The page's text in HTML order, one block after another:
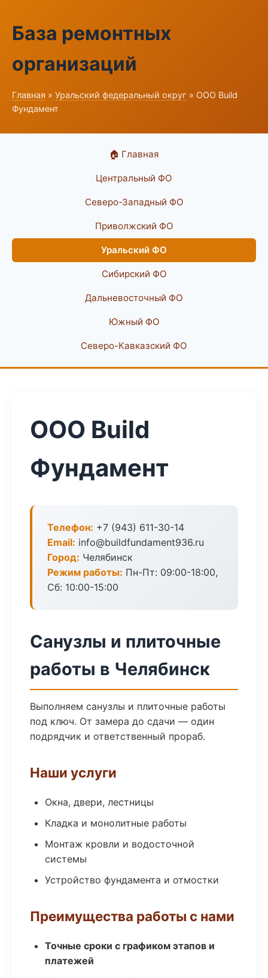
База ремонтных
организаций
Главная » Уральский федеральный округ » ООО Build
Фундамент
🏠 Главная
Центральный ФО
Северо-Западный ФО
Приволжский ФО
Уральский ФО
Сибирский ФО
Дальневосточный ФО
Южный ФО
Северо-Кавказский ФО
ООО Build
Фундамент
Телефон: +7 (943) 611-30-14
Email: info@buildfundament936.ru
Город: Челябинск
Режим работы: Пн-Пт: 09:00-18:00,
Сб: 10:00-15:00
Санузлы и плиточные
работы в Челябинск
Выполняем санузлы и плиточные работы
под ключ. От замера до сдачи — один
подрядчик и ответственный прораб.
Наши услуги
Окна, двери, лестницы
Кладка и монолитные работы
Монтаж кровли и водосточной
системы
Устройство фундамента и отмостки
Преимущества работы с нами
Точные сроки с графиком этапов и
платежей